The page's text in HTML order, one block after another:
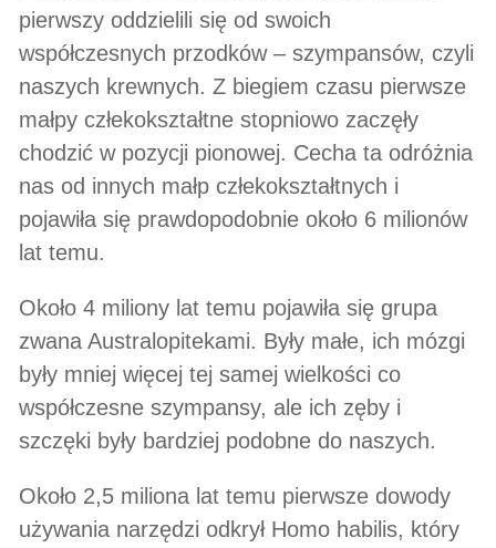
pierwszy oddzielili się od swoich
współczesnych przodków – szympansów, czyli
naszych krewnych. Z biegiem czasu pierwsze
małpy człekokształtne stopniowo zaczęły
chodzić w pozycji pionowej. Cecha ta odróżnia
nas od innych małp człekokształtnych i
pojawiła się prawdopodobnie około 6 milionów
lat temu.
Około 4 miliony lat temu pojawiła się grupa
zwana Australopitekami. Były małe, ich mózgi
były mniej więcej tej samej wielkości co
współczesne szympansy, ale ich zęby i
szczęki były bardziej podobne do naszych.
Około 2,5 miliona lat temu pierwsze dowody
używania narzędzi odkrył Homo habilis, który